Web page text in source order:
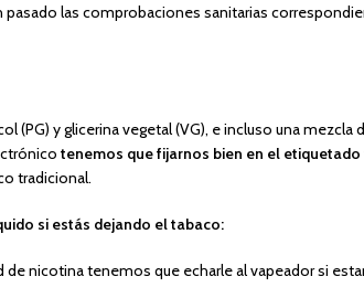
pasado las comprobaciones sanitarias
(PG) y glicerina vegetal (VG), e incluso una
tenemos que fijarnos bien en el etiquetado
tradicional.
si estás dejando el tabaco:
de nicotina tenemos que echarle al vapeador si